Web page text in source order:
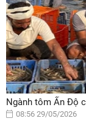
Ngành tôm Ấn Độ
08:56 29/05/2026